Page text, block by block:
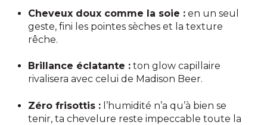
Cheveux doux comme la soie : en un seul
geste, fini les pointes sèches et la texture
rêche.
Brillance éclatante : ton glow capillaire
rivalisera avec celui de Madison Beer.
Zéro frisottis : l’humidité n’a qu’à bien se
tenir, ta chevelure reste impeccable toute la